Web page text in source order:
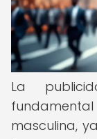
La
masculina,